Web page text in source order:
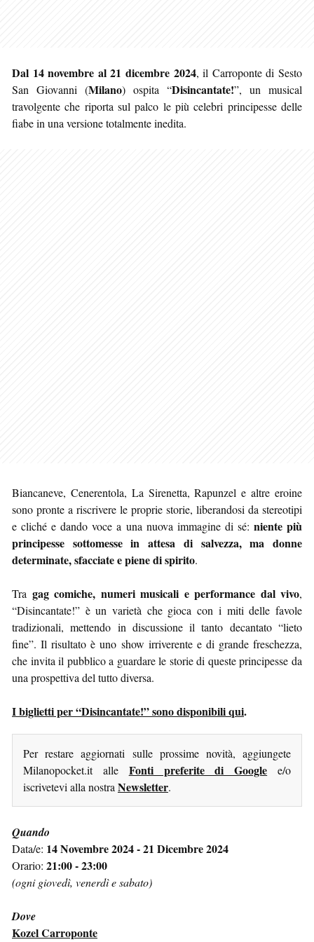
Dal 14 novembre al 21 dicembre 2024, il Carroponte di Sesto
San Giovanni (Milano) ospita “Disincantate!”, un musical
travolgente che riporta sul palco le più celebri principesse delle
fiabe in una versione totalmente inedita.
Biancaneve, Cenerentola, La Sirenetta, Rapunzel e altre eroine
sono pronte a riscrivere le proprie storie, liberandosi da stereotipi
e cliché e dando voce a una nuova immagine di sé: niente più
principesse sottomesse in attesa di salvezza, ma donne
determinate, sfacciate e piene di spirito.
Tra gag comiche, numeri musicali e performance dal vivo,
“Disincantate!” è un varietà che gioca con i miti delle favole
tradizionali, mettendo in discussione il tanto decantato “lieto
fine”. Il risultato è uno show irriverente e di grande freschezza,
che invita il pubblico a guardare le storie di queste principesse da
una prospettiva del tutto diversa.
I biglietti per “Disincantate!” sono disponibili qui.
Per restare aggiornati sulle prossime novità, aggiungete
Milanopocket.it alle Fonti preferite di Google e/o
iscrivetevi alla nostra Newsletter.
Quando
Data/e: 14 Novembre 2024 - 21 Dicembre 2024
Orario: 21:00 - 23:00
(ogni giovedì, venerdì e sabato)
Dove
Kozel Carroponte